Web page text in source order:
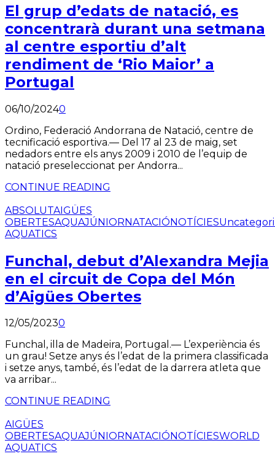
El grup d’edats de natació, es
concentrarà durant una setmana
al centre esportiu d’alt
rendiment de ‘Rio Maior’ a
Portugal
06/10/20240
Ordino, Federació Andorrana de Natació, centre de
tecnificació esportiva.— Del 17 al 23 de maig, set
nedadors entre els anys 2009 i 2010 de l’equip de
natació preseleccionat per Andorra...
CONTINUE READING
ABSOLUTAIGÜES
OBERTESAQUAJÚNIORNATACIÓNOTÍCIES
AQUATICS
Funchal, debut d’Alexandra Mejia
en el circuit de Copa del Món
d’Aigües Obertes
12/05/20230
Funchal, illa de Madeira, Portugal.— L’experiència és
un grau! Setze anys és l’edat de la primera classificada
i setze anys, també, és l’edat de la darrera atleta que
va arribar...
CONTINUE READING
AIGÜES
OBERTESAQUAJÚNIOR NATACIÓ NOTÍCIESWORLD
AQUATICS